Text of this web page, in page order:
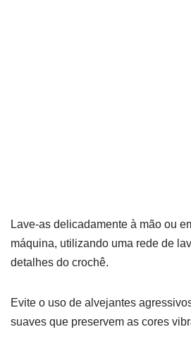
Lave-as delicadamente à mão ou
máquina, utilizando uma rede de
detalhes do crochê.
Evite o uso de alvejantes
suaves que preservem as cores